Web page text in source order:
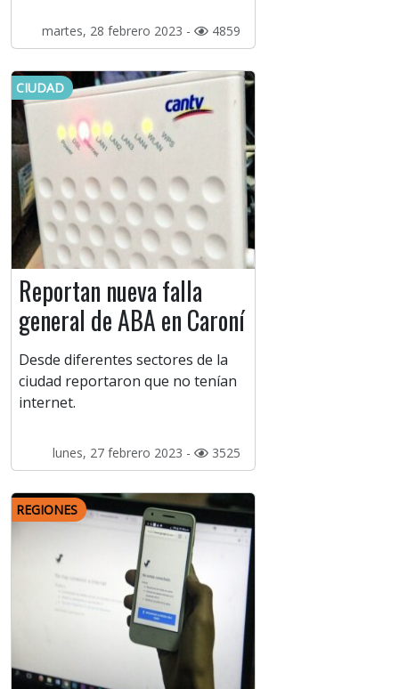
martes, 28 febrero 2023 - 4859
CIUDAD
Reportan nueva falla
general de ABA en Caroní
Desde diferentes sectores de la
ciudad reportaron que no tenían
internet.
lunes, 27 febrero 2023 - 3525
REGIONES